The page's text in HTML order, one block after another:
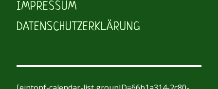
IMPRESSUM
DATENSCHUTZERKLÄRUNG